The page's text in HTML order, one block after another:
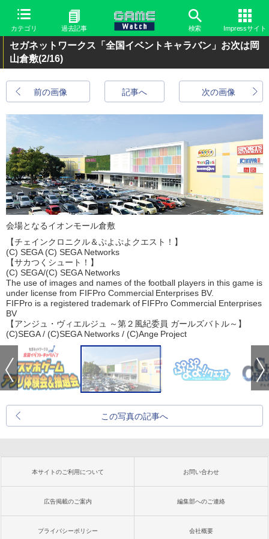
カテゴリ 過去記事 検索 Impressサイト
セガネットワークス「全国イベントキャラバン」お次は岡
山倉敷(2/16)
前の画像 次の画像
記事へ
会場となるイオンモール倉敷
【チェインクロニクル＆ぷよぷよクエスト！】
(C) SEGA (C) SEGA Networks
【サカつくシュート！】
(C) SEGA/(C) SEGA Networks
The use of images and names of the football players in this game is
under license from FIFPro Commercial Enterprises BV.
FIFPro is a registered trademark of FIFPro Commercial Enterprises
BV
【アンジュ・ヴィエルジュ ～第２風紀委員 ガールズバトル～】
(C)SEGA / (C)SEGA Networks / (C)Ange Project
この写真の記事へ
本サイトのご利用について お問い合わせ
広告掲載のご案内 編集部へのご連絡
プライバシーポリシー 会社概要